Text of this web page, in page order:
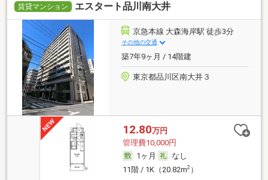
賃貸マンション エスタート品川南大井
京急本線 大森海岸駅 徒歩3分
その他の交通
築7年9ヶ月 / 14階建
東京都品川区南大井３
12.80万円
管理費10,000円
1ヶ月
なし
11階 / 1K（20.82m2）